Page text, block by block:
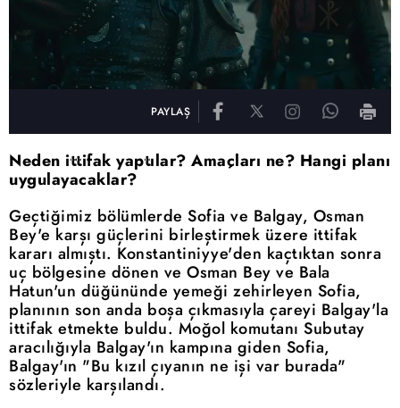
PAYLAŞ
Neden ittifak yaptılar? Amaçları ne? Hangi planı
uygulayacaklar?
Geçtiğimiz bölümlerde Sofia ve Balgay, Osman
Bey'e karşı güçlerini birleştirmek üzere ittifak
kararı almıştı. Konstantiniyye'den kaçtıktan sonra
uç bölgesine dönen ve Osman Bey ve Bala
Hatun'un düğününde yemeği zehirleyen Sofia,
planının son anda boşa çıkmasıyla çareyi Balgay'la
ittifak etmekte buldu. Moğol komutanı Subutay
aracılığıyla Balgay'ın kampına giden Sofia,
Balgay'ın "Bu kızıl çıyanın ne işi var burada"
sözleriyle karşılandı.